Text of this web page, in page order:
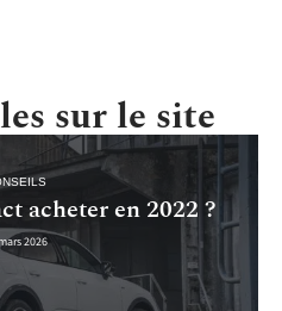
sur le site
acheter en 2022 ?
2026